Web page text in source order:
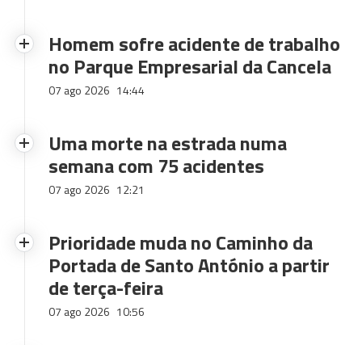
Homem sofre acidente de trabalho
no Parque Empresarial da Cancela
07 ago 2026 14:44
Uma morte na estrada numa
semana com 75 acidentes
07 ago 2026 12:21
Prioridade muda no Caminho da
Portada de Santo António a partir
de terça-feira
07 ago 2026 10:56